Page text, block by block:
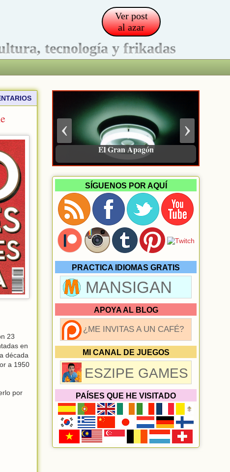
Ver post
al azar
tecnología y frikadas
23
en
década
a 1950
por
Siete libros recomendados en 2025
El Gran Apagón
›
‹
SÍGUENOS POR AQUÍ
PRACTICA IDIOMAS GRATIS
MANSIGAN
APOYA AL BLOG
¿ME INVITAS A UN CAFÉ?
MI CANAL DE JUEGOS
ESZIPE GAMES
PAÍSES QUE HE VISITADO